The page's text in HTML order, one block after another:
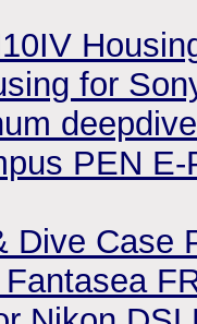
for
PEN
Dive Case